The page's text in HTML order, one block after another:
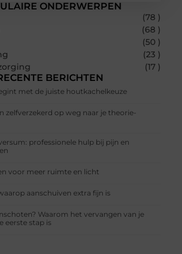
ONDERWERPEN
(78 )
(68 )
(50 )
(23 )
(17 )
BERICHTEN
met de juiste houtkachelkeuze
zelfverzekerd op weg naar je theorie-
professionele hulp bij pijn en
voor meer ruimte en licht
aanschuiven extra fijn is
Waarom het vervangen van je
eerste stap is